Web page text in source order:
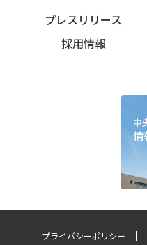
プレスリリース
採用情報
プライバシーポリシー